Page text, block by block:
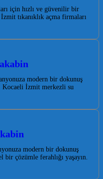
için hızlı ve güvenilir bir
tıkanıklık açma firmaları
modern bir dokunuş
Kocaeli İzmit merkezli su
modern bir dokunuş
bir çözümle ferahlığı yaşayın.